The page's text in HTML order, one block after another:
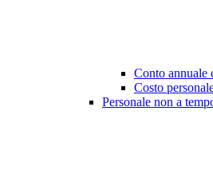
Conto annuale
Costo
Personale non a